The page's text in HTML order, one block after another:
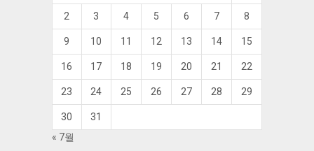
2 3 4 5 6 7 8
9 10 11 12 13 14 15
16 17 18 19 20 21 22
23 24 25 26 27 28 29
30
31
« 7월